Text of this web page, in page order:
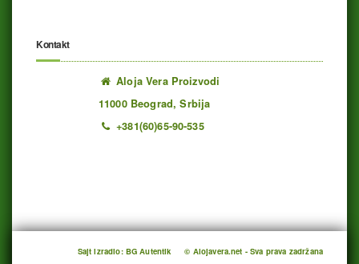
Kontakt
Aloja Vera Proizvodi
11000 Beograd, Srbija
+381(60)65-90-535
Sajt izradio: BG Autentik © Alojavera.net - Sva prava zadržana